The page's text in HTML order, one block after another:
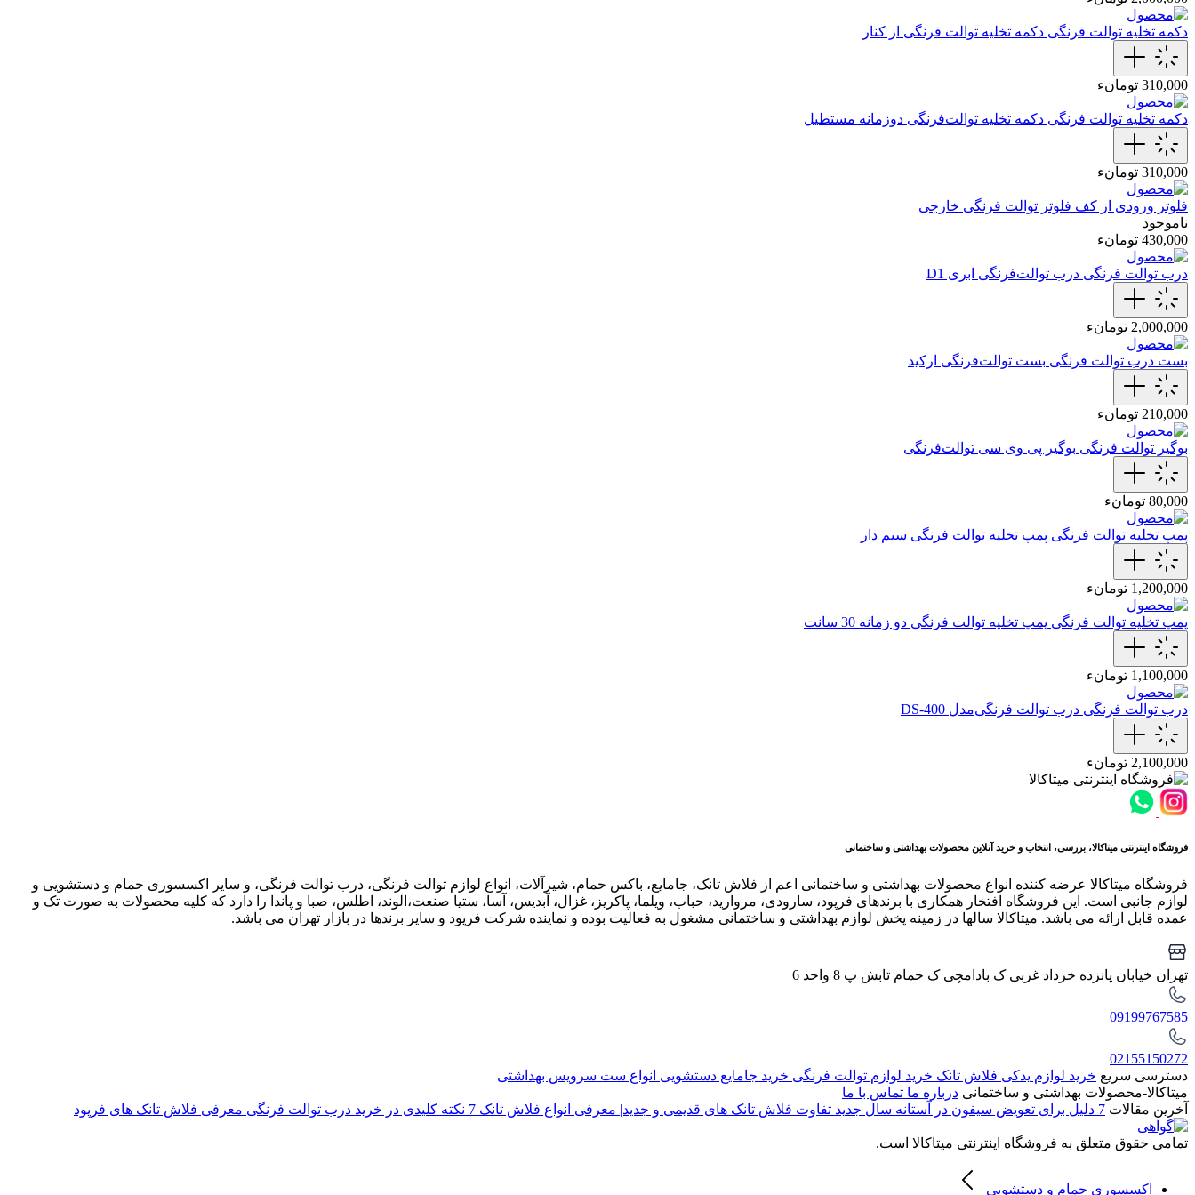
دکمه تخلیه توالت فرنگی دکمه تخلیه توالت فرنگی از کنار
310,000 تومانء
دکمه تخلیه توالت فرنگی دکمه تخلیه توالت‌فرنگی دوزمانه مستطیل
310,000 تومانء
فلوتر ورودی از کف فلوتر توالت فرنگی خارجی
ناموجود
430,000 تومانء
درب توالت فرنگی درب توالت‌فرنگی‌ ابری D1
2,000,000 تومانء
بست درب توالت فرنگی بست توالت‌فرنگی‌ ارکید
210,000 تومانء
بوگیر توالت فرنگی بوگیر پی وی سی توالت‌فرنگی
80,000 تومانء
پمپ تخلیه توالت فرنگی پمپ تخلیه توالت فرنگی سیم دار
1,200,000 تومانء
پمپ تخلیه توالت فرنگی پمپ تخلیه توالت‌ فرنگی دو زمانه 30 سانت
1,100,000 تومانء
درب توالت فرنگی درب توالت‌ فرنگی‌مدل DS-400
2,100,000 تومانء
فروشگاه اینترنتی میتاکالا، بررسی، انتخاب و خرید آنلاین محصولات بهداشتی و ساختمانی
فروشگاه میتاکالا عرضه کننده انواع محصولات بهداشتی و ساختمانی اعم از فلاش تانک، جامایع، باکس حمام، شیرآلات، انواع لوازم توالت فرنگی، درب توالت فرنگی، و سایر اکسسوری حمام و دستشویی و
لوازم جانبی است. این فروشگاه افتخار همکاری با برندهای فرپود، سارودی، مروارید، حباب، ویلما، پاکریز، غزال، آبدیس، آسا، ستیا صنعت،الوند، اطلس، صبا و پاندا را دارد که کلیه محصولات به صورت تک و
عمده قابل ارائه می باشد. میتاکالا سالها در زمینه پخش لوازم بهداشتی و ساختمانی مشغول به فعالیت بوده و نماینده شرکت فرپود و سایر برندها در بازار تهران می باشد.
تهران خیابان پانزده خرداد غربی ک بادامچی ک حمام تابش پ 8 واحد 6
09199767585
02155150272
دسترسی سریع خرید لوازم یدکی فلاش تانک خرید لوازم توالت فرنگی خرید جامایع دستشویی انواع ست سرویس بهداشتی
میتاکالا-محصولات بهداشتی و ساختمانی درباره ما تماس با ما
آخرین مقالات 7 دلیل برای تعویض سیفون در آستانه سال جدید تفاوت فلاش تانک های قدیمی و جدید| معرفی انواع فلاش تانک 7 نکته کلیدی در خرید درب توالت فرنگی معرفی فلاش تانک های فرپود
تمامی حقوق متعلق به فروشگاه اینترنتی میتاکالا است.
اکسسوری حمام و دستشویی